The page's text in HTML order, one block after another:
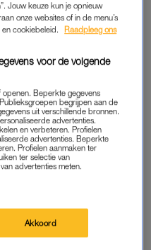
is praten over de
nog steeds taboe?
vrouwen lijden in stilte en
(toen 17) van de een op
durft er niet goed over te
schooljaar gaat ze naar de
met de opdracht
niets verandert. “Ik was nog
Jouw keuze kun je opnieuw
onze websites of in de menu’s
cookiebeleid.
Raadpleeg ons
voor de volgende
Beperkte gegevens
begrijpen aan de
uit verschillende bronnen.
advertenties.
en verbeteren. Profielen
advertenties. Beperkte
Profielen aanmaken ter
ter selectie van
advertenties meten.
Akkoord